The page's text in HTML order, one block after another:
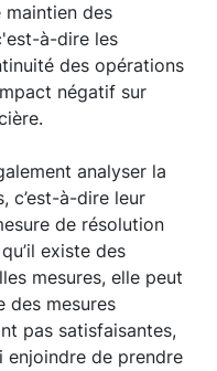
maintien des
à-dire les
des opérations
négatif sur
analyser la
c’est-à-dire leur
de résolution
existe des
mesures, elle peut
des mesures
pas satisfaisantes,
enjoindre de prendre